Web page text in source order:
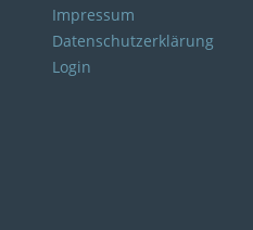
Impressum
Datenschutzerklärung
Login